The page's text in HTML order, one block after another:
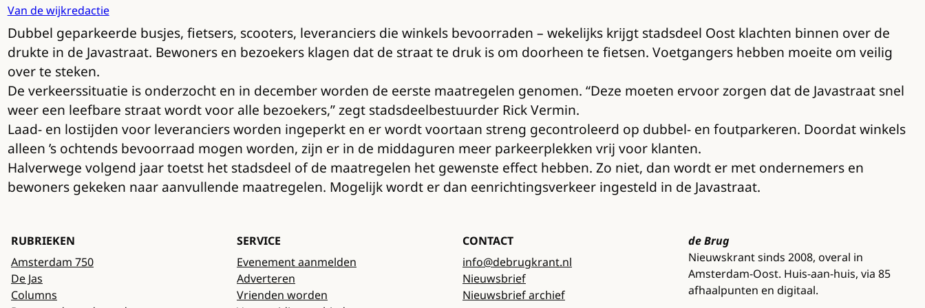
Van de wijkredactie
Dubbel geparkeerde busjes, fietsers, scooters, leveranciers die winkels bevoorraden – wekelijks krijgt stadsdeel Oost klachten binnen over de
drukte in de Javastraat. Bewoners en bezoekers klagen dat de straat te druk is om doorheen te fietsen. Voetgangers hebben moeite om veilig
over te steken.
De verkeerssituatie is onderzocht en in december worden de eerste maatregelen genomen. “Deze moeten ervoor zorgen dat de Javastraat snel
weer een leefbare straat wordt voor alle bezoekers,” zegt stadsdeelbestuurder Rick Vermin.
Laad- en lostijden voor leveranciers worden ingeperkt en er wordt voortaan streng gecontroleerd op dubbel- en foutparkeren. Doordat winkels
alleen ’s ochtends bevoorraad mogen worden, zijn er in de middaguren meer parkeerplekken vrij voor klanten.
Halverwege volgend jaar toetst het stadsdeel of de maatregelen het gewenste effect hebben. Zo niet, dan wordt er met ondernemers en
bewoners gekeken naar aanvullende maatregelen. Mogelijk wordt er dan eenrichtingsverkeer ingesteld in de Javastraat.
RUBRIEKEN
Amsterdam 750
De Jas
Columns
SERVICE
Evenement aanmelden
Adverteren
Vrienden worden
CONTACT
info@debrugkrant.nl
Nieuwsbrief
Nieuwsbrief archief
de Brug
Nieuwskrant sinds 2008, overal in
Amsterdam-Oost. Huis-aan-huis, via 85
afhaalpunten en digitaal.